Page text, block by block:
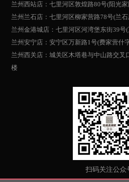
兰州西站店：七里河区敦煌路80号(阳光
兰州兰石店：七里河区柳家营路78号(兰
兰州金港城店：七里河区河湾堡东街39号
兰州安宁店：安宁区万新路1号(费家营什
兰州西关店：城关区木塔巷与中山路交叉
楼
扫码关注公众